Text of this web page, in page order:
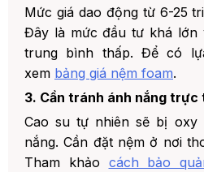
Mức giá dao động từ 6-25
Đây là mức đầu tư khá lớn
trung bình thấp. Để có
xem bảng giá nệm foam.
3. Cần tránh ánh nắng trực
Cao su tự nhiên sẽ bị oxy
nắng. Cần đặt nệm ở nơi
Tham khảo cách bảo